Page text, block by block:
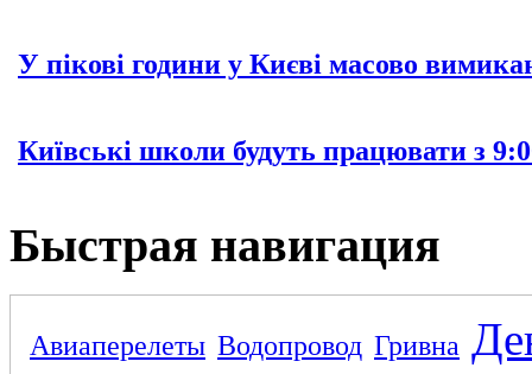
У пікові години у Києві масово
Київські школи будуть працювати з
Быстрая навигация
Авиаперелеты Водопровод Гривна